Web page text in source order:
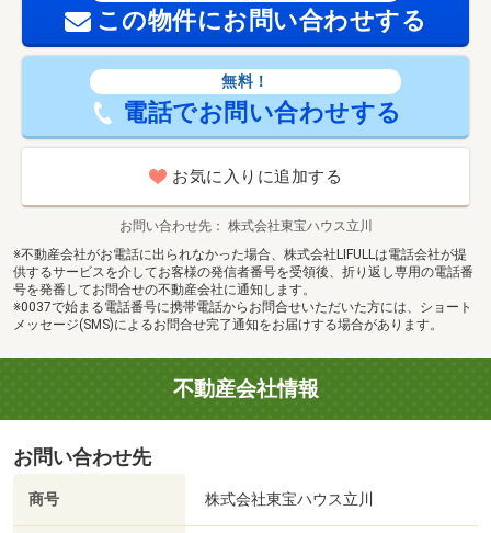
この物件にお問い合わせする
無料！
電話でお問い合わせする
お気に入りに追加する
お問い合わせ先
株式会社東宝ハウス立川
※不動産会社がお電話に出られなかった場合、株式会社LIFULLは電話会社が提
供するサービスを介してお客様の発信者番号を受領後、折り返し専用の電話番
号を発番してお問合せの不動産会社に通知します。
※0037で始まる電話番号に携帯電話からお問合せいただいた方には、ショート
メッセージ(SMS)によるお問合せ完了通知をお届けする場合があります。
不動産会社情報
お問い合わせ先
商号 株式会社東宝ハウス立川